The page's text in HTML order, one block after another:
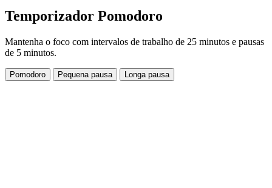
Temporizador Pomodoro
Mantenha o foco com intervalos de trabalho de 25 minutos e pausas
de 5 minutos.
Pomodoro Pequena pausa Longa pausa